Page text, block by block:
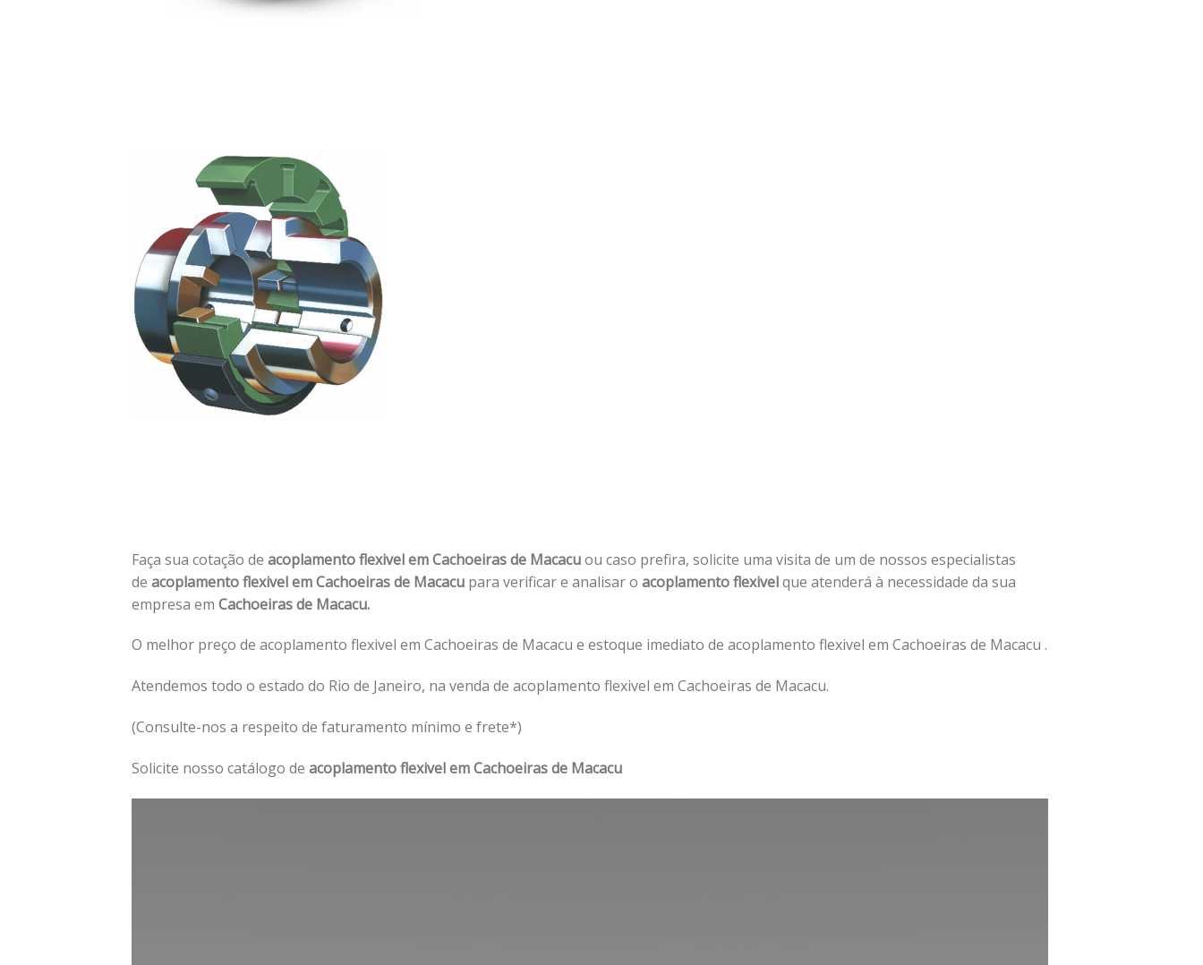
Faça sua cotação de acoplamento flexivel em Cachoeiras de Macacuou caso prefira, solicite uma visita de um de nossos especialistas
de acoplamento flexivel em Cachoeiras de Macacu para verificar e analisar o acoplamento flexivelque atenderá à necessidade da sua
empresa em Cachoeiras de Macacu.
O melhor preço de acoplamento flexivel em Cachoeiras de Macacu e estoque imediato de acoplamento flexivel em Cachoeiras de Macacu .
Atendemos todo o estado do Rio de Janeiro, na venda de acoplamento flexivel em Cachoeiras de Macacu.
(Consulte-nos a respeito de faturamento mínimo e frete*)
Solicite nosso catálogo de acoplamento flexivel em Cachoeiras de Macacu